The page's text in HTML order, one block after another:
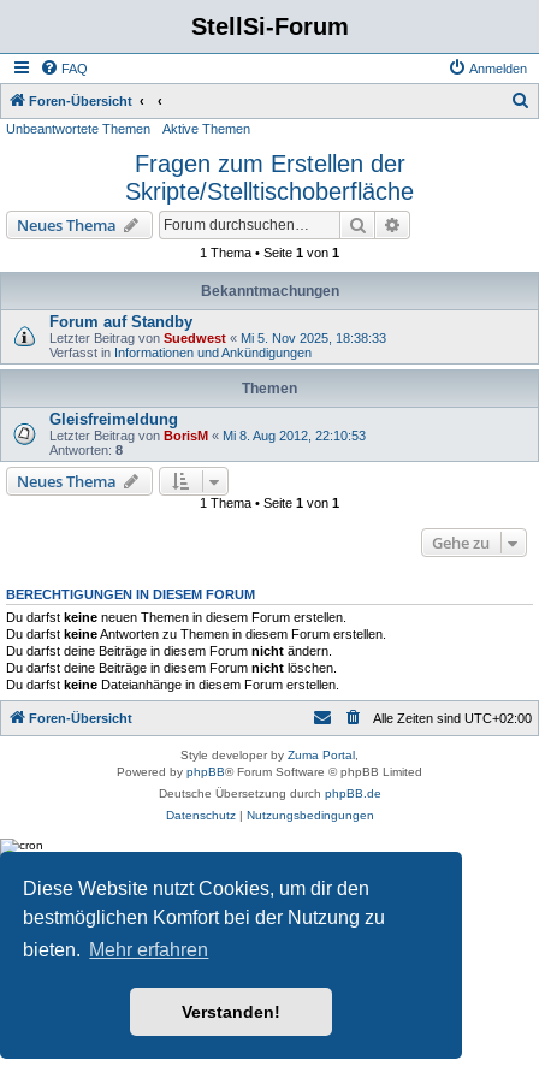
Diese Website nutzt Cookies, um dir den
bestmöglichen Komfort bei der Nutzung zu
bieten. Mehr erfahren
Verstanden!
StellSi-Forum
FAQ Anmelden
Foren-Übersicht
Unbeantwortete Themen Aktive Themen
Fragen zum Erstellen der
Skripte/Stelltischoberfläche
Neues Thema Suche
1 Thema • Seite 1 von 1
Bekanntmachungen
Forum auf Standby
Letzter Beitrag von Suedwest « Mi 5. Nov 2025, 18:38:33
Verfasst in Informationen und Ankündigungen
Themen
Gleisfreimeldung
Letzter Beitrag von BorisM « Mi 8. Aug 2012, 22:10:53
Antworten: 8
Neues Thema
1 Thema • Seite 1 von 1
Gehe zu
BERECHTIGUNGEN IN DIESEM FORUM
Du darfst keine neuen Themen in diesem Forum erstellen.
Du darfst keineAntworten zu Themen in diesem Forum erstellen.
Du darfst deine Beiträge in diesem Forum nicht ändern.
Du darfst deine Beiträge in diesem Forum nicht löschen.
Du darfst keine Dateianhänge in diesem Forum erstellen.
Foren-Übersicht Alle Zeiten sind UTC+02:00
Style developer by Zuma Portal
Powered by phpBB® Forum Software © phpBB Limited
Deutsche Übersetzung durch phpBB.de
Datenschutz| Nutzungsbedingungen